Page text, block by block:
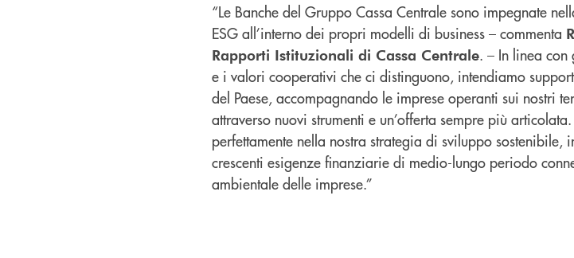
“Le Banche del Gruppo Cassa Centrale sono impegnate
ESG all’interno dei propri modelli di business – commenta
Rapporti Istituzionali di Cassa Centrale. – In linea
e i valori cooperativi che ci distinguono, intendiamo
del Paese, accompagnando le imprese operanti sui nostri
attraverso nuovi strumenti e un’offerta sempre più
perfettamente nella nostra strategia di sviluppo sostenibile,
crescenti esigenze finanziarie di medio-lungo periodo
ambientale delle imprese.”